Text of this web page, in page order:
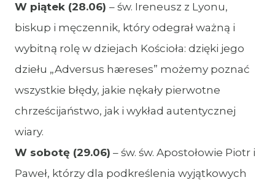
W piątek (28.06) – św. Ireneusz z Lyonu,
biskup i męczennik, który odegrał ważną i
wybitną rolę w dziejach Kościoła: dzięki jego
dziełu „Adversus hæreses” możemy poznać
wszystkie błędy, jakie nękały pierwotne
chrześcijaństwo, jak i wykład autentycznej
wiary.
W sobotę (29.06) – św. św. Apostołowie Piotr i
Paweł, którzy dla podkreślenia wyjątkowych